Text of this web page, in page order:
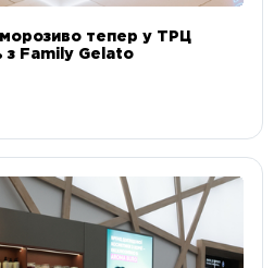
морозиво тепер у ТРЦ
з Family Gelato